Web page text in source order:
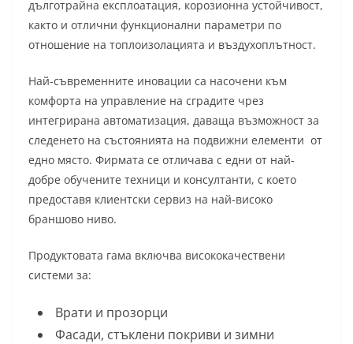
дълготрайна експлоатация, корозионна устойчивост,
както и отлични функционални параметри по
отношение на топлоизолацията и въздухоплътност.
Най-съвременните иновации са насочени към
комфорта на управление на сградите чрез
интегрирана автоматизация, даваща възможност за
следенето на състоянията на подвижни елементи от
едно място. Фирмата се отличава с едни от най-
добре обучените техници и консултанти, с което
предоставя клиентски сервиз на най-високо
браншово ниво.
Продуктовата гама включва висококачествени
системи за:
Врати и прозорци
Фасади, стъклени покриви и зимни